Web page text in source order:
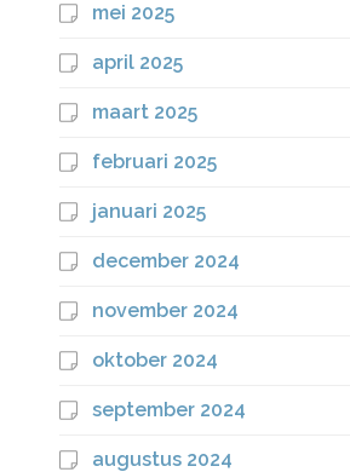
mei 2025
april 2025
maart 2025
februari 2025
januari 2025
december 2024
november 2024
oktober 2024
september 2024
augustus 2024